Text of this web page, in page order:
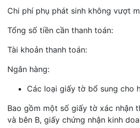
Chi phí phụ phát sinh không vượt
Tổng số tiền cần thanh toán:
Tài khoản thanh toán:
Ngân hàng:
Các loại giấy tờ bổ sung cho
Bao gồm một số giấy tờ xác nhận
và bên B, giấy chứng nhận kinh